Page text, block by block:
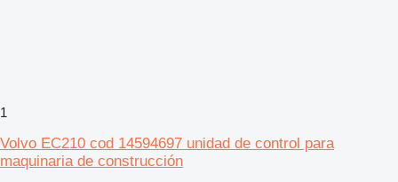
1
Volvo EC210 cod 14594697 unidad de control para
maquinaria de construcción